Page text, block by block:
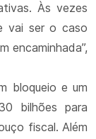
Às vezes
vai ser o caso
encaminhada”,
bloqueio e um
bilhões para
fiscal. Além